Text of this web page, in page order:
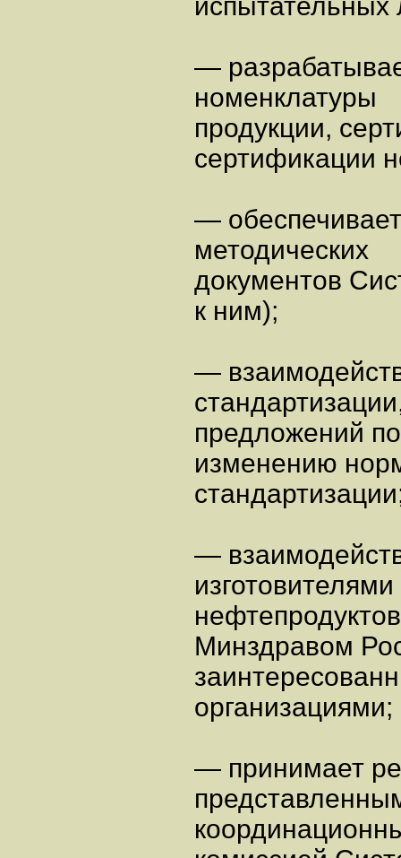
—
номенклатуры
продукции,
сертификации
—
методических
документов
к ним);
—
предложений
изменению
—
изготовителями
Минздравом
организациями;
— принимает